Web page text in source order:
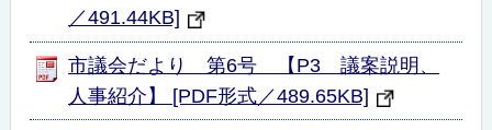
／491.44KB]
市議会だより 第6号 【P3 議案説明、
人事紹介】 [PDF形式／489.65KB]